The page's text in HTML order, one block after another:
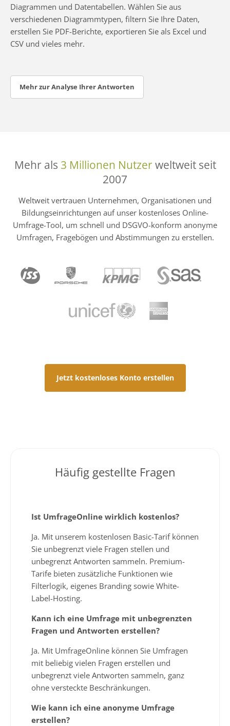
Diagrammen und Datentabellen. Wählen Sie aus
verschiedenen Diagrammtypen, filtern Sie Ihre Daten,
erstellen Sie PDF-Berichte, exportieren Sie als Excel und
CSV und vieles mehr.
Mehr zur Analyse Ihrer Antworten
Mehr als 3 Millionen Nutzerweltweit seit
2007
Weltweit vertrauen Unternehmen, Organisationen und
Bildungseinrichtungen auf unser kostenloses Online-
Umfrage-Tool, um schnell und DSGVO-konform anonyme
Umfragen, Fragebögen und Abstimmungen zu erstellen.
Jetzt kostenloses Konto erstellen
Häufig gestellte Fragen
Ist UmfrageOnline wirklich kostenlos?
Ja. Mit unserem kostenlosen Basic-Tarif können
Sie unbegrenzt viele Fragen stellen und
unbegrenzt Antworten sammeln. Premium-
Tarife bieten zusätzliche Funktionen wie
Filterlogik, eigenes Branding sowie White-
Label-Hosting.
Kann ich eine Umfrage mit unbegrenzten
Fragen und Antworten erstellen?
Ja. Mit UmfrageOnline können Sie Umfragen
mit beliebig vielen Fragen erstellen und
unbegrenzt viele Antworten sammeln, ganz
ohne versteckte Beschränkungen.
Wie kann ich eine anonyme Umfrage
erstellen?